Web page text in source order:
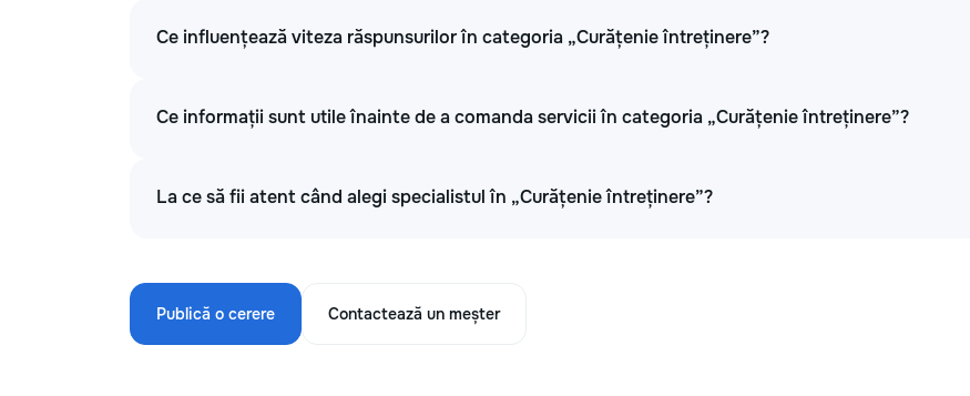
Ce influențează viteza răspunsurilor în categoria „Curățenie întreținere”?
Ce informații sunt utile înainte de a comanda servicii în categoria „Curățenie întreținere”?
La ce să fii atent când alegi specialistul în „Curățenie întreținere”?
Publică o cerere Contactează un meșter